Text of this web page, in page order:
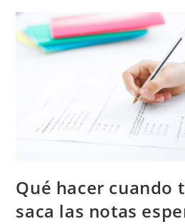
Qué hacer cuando
saca las notas